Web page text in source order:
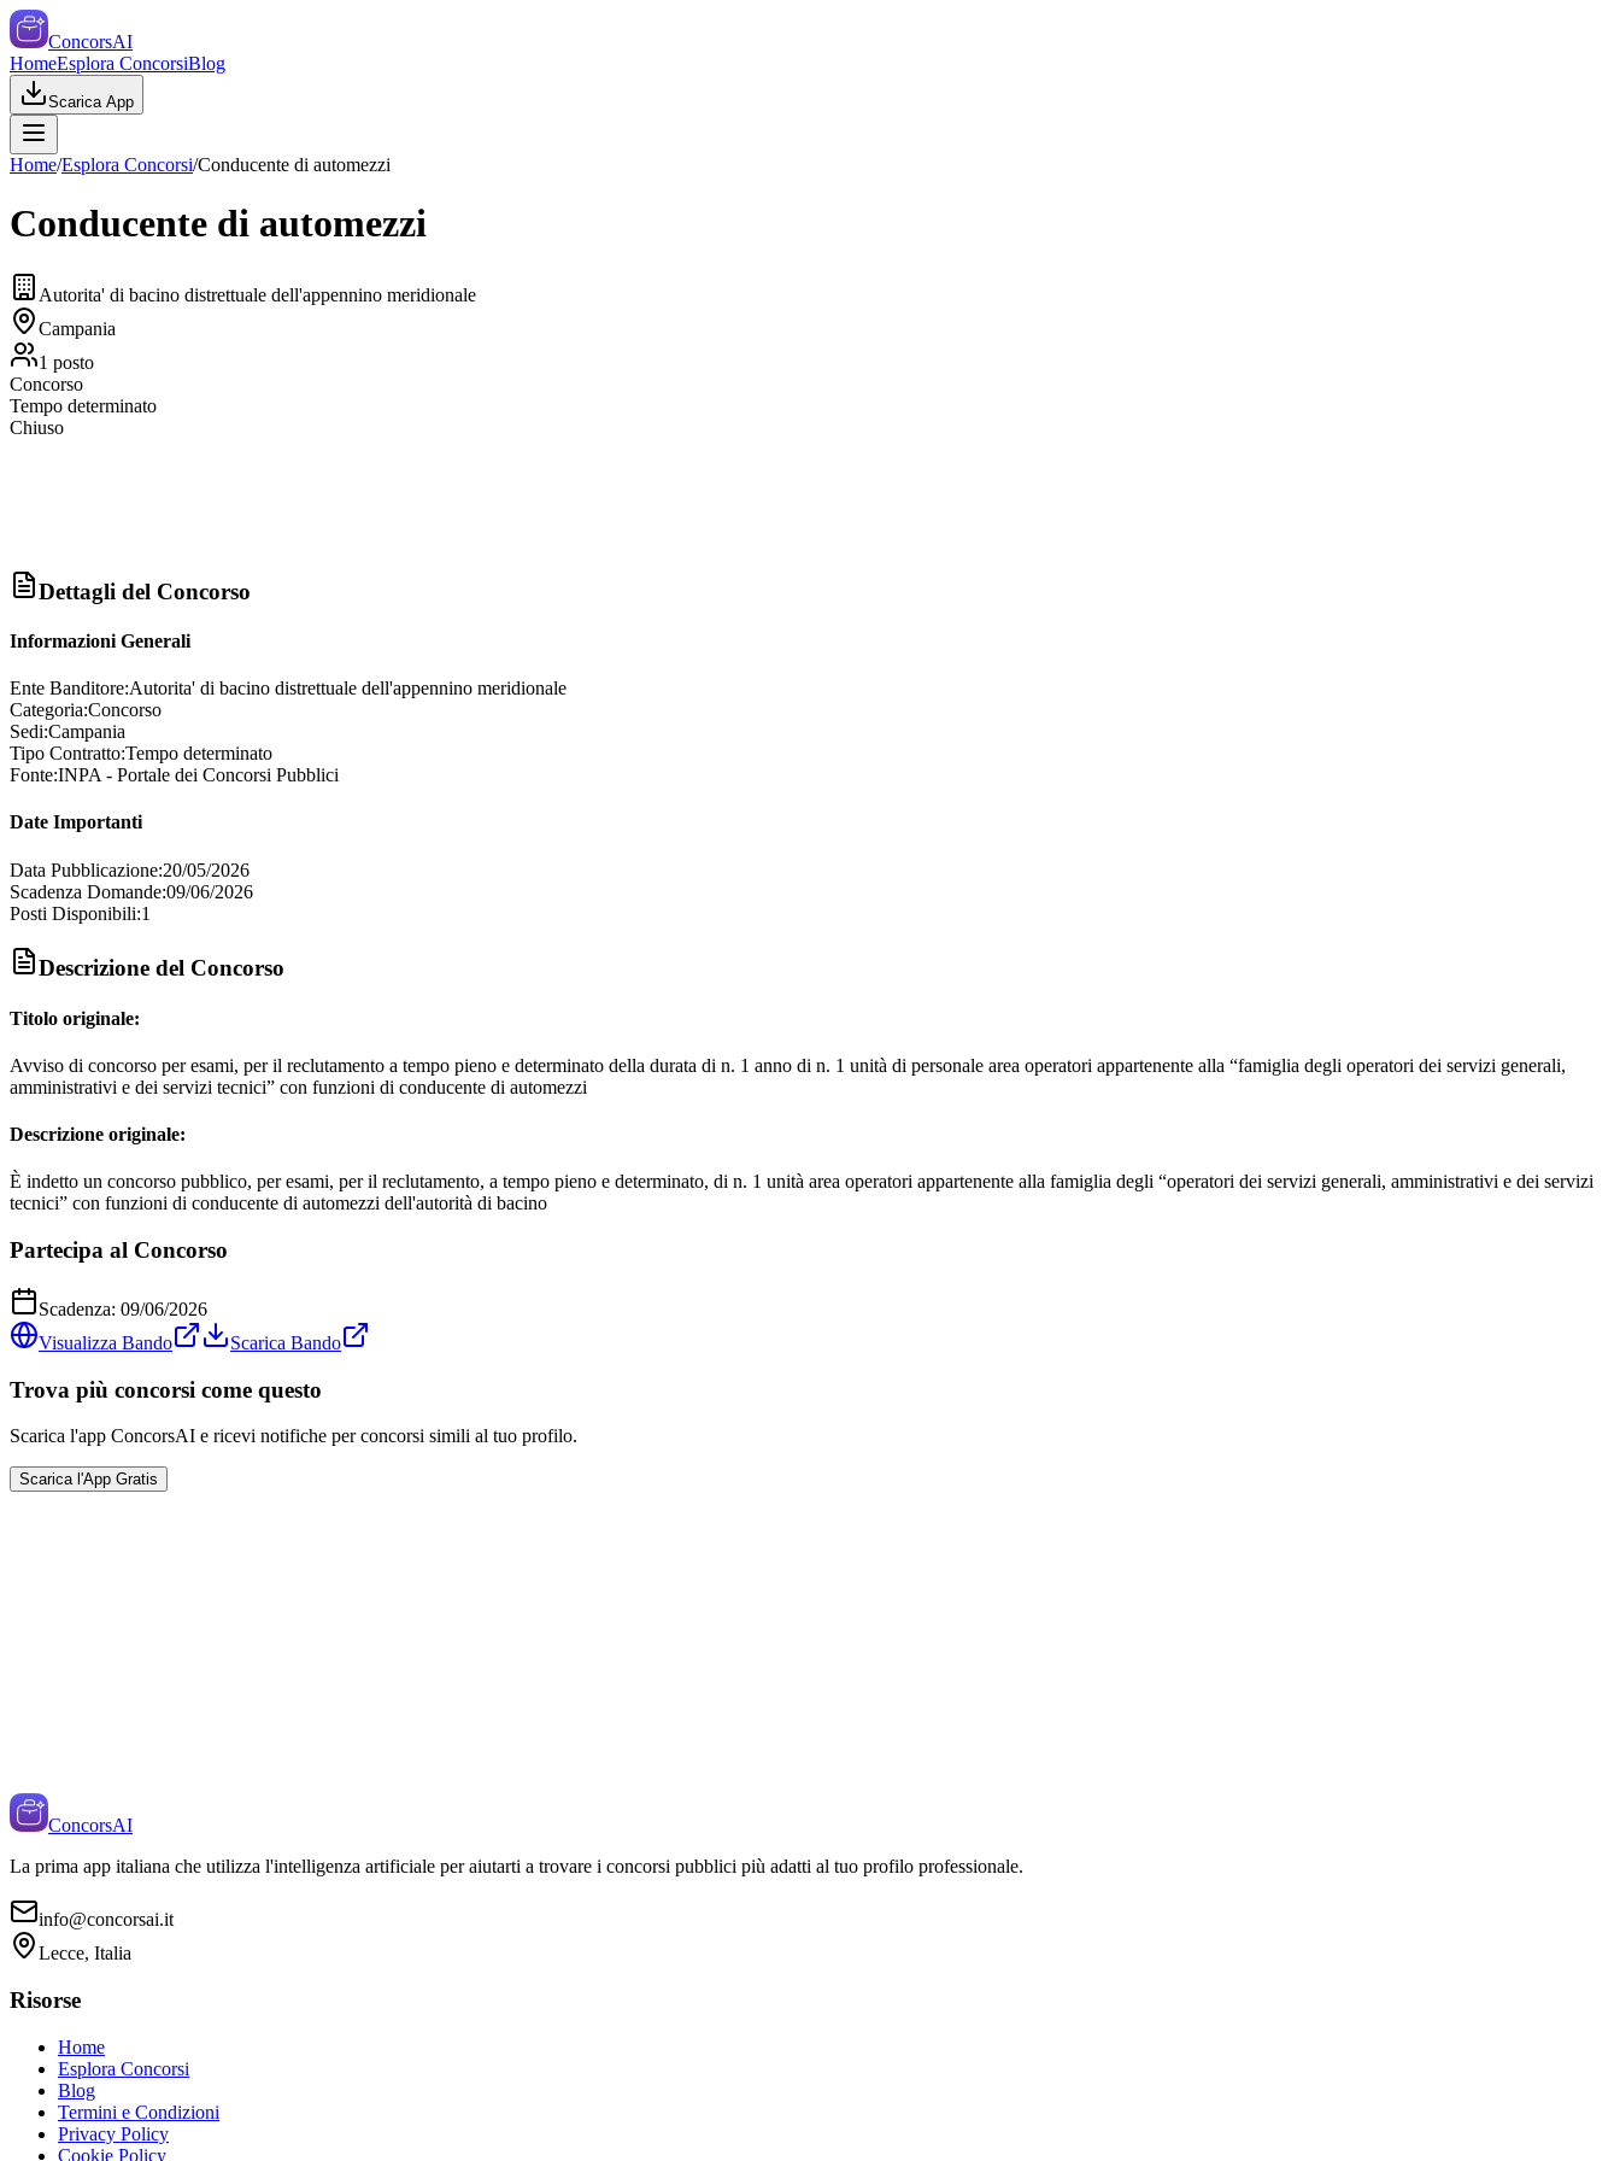
ConcorsAI
HomeEsplora ConcorsiBlog
Scarica App
Home/Esplora Concorsi/Conducente di automezzi
Conducente di automezzi
Autorita' di bacino distrettuale dell'appennino meridionale
Campania
1 posto
Concorso
Tempo determinato
Chiuso
Dettagli del Concorso
Informazioni Generali
Ente Banditore:Autorita' di bacino distrettuale dell'appennino meridionale
Categoria:Concorso
Sedi:Campania
Tipo Contratto:Tempo determinato
Fonte:INPA - Portale dei Concorsi Pubblici
Date Importanti
Data Pubblicazione:20/05/2026
Scadenza Domande:09/06/2026
Posti Disponibili:1
Descrizione del Concorso
Titolo originale:
Avviso di concorso per esami, per il reclutamento a tempo pieno e determinato della durata di n. 1 anno di n. 1 unità di personale area operatori appartenente alla “famiglia degli operatori dei servizi generali,
amministrativi e dei servizi tecnici” con funzioni di conducente di automezzi
Descrizione originale:
È indetto un concorso pubblico, per esami, per il reclutamento, a tempo pieno e determinato, di n. 1 unità area operatori appartenente alla famiglia degli “operatori dei servizi generali, amministrativi e dei servizi
tecnici” con funzioni di conducente di automezzi dell'autorità di bacino
Partecipa al Concorso
Scadenza: 09/06/2026
Visualizza Bando
Scarica Bando
Trova più concorsi come questo
Scarica l'app ConcorsAI e ricevi notifiche per concorsi simili al tuo profilo.
Scarica l'App Gratis
ConcorsAI
La prima app italiana che utilizza l'intelligenza artificiale per aiutarti a trovare i concorsi pubblici più adatti al tuo profilo professionale.
info@concorsai.it
Lecce, Italia
Risorse
Home
Esplora Concorsi
Blog
Termini e Condizioni
Privacy Policy
Cookie Policy